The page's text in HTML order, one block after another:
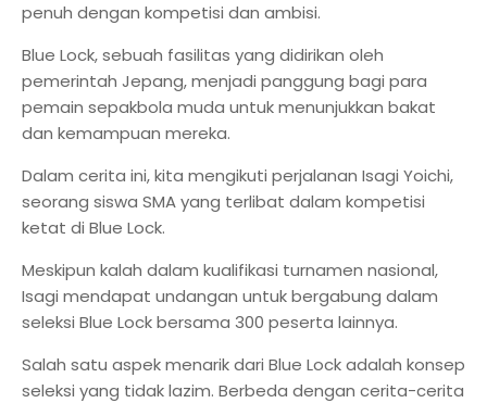
penuh dengan kompetisi dan ambisi.
Blue Lock, sebuah fasilitas yang didirikan oleh
pemerintah Jepang, menjadi panggung bagi para
pemain sepakbola muda untuk menunjukkan bakat
dan kemampuan mereka.
Dalam cerita ini, kita mengikuti perjalanan Isagi Yoichi,
seorang siswa SMA yang terlibat dalam kompetisi
ketat di Blue Lock.
Meskipun kalah dalam kualifikasi turnamen nasional,
Isagi mendapat undangan untuk bergabung dalam
seleksi Blue Lock bersama 300 peserta lainnya.
Salah satu aspek menarik dari Blue Lock adalah konsep
seleksi yang tidak lazim. Berbeda dengan cerita-cerita